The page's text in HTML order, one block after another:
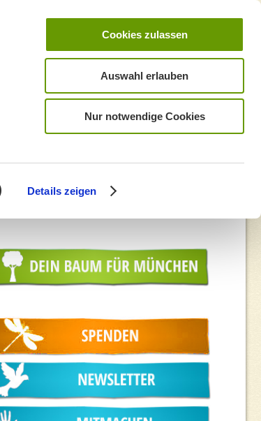
Details zeigen
Cookies zulassen
Auswahl erlauben
Nur notwendige Cookies